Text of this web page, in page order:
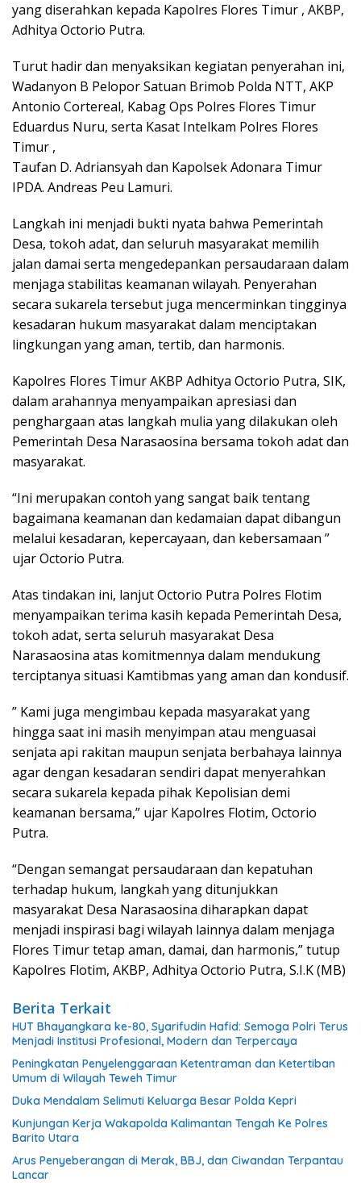
yang diserahkan kepada Kapolres Flores Timur , AKBP,
Adhitya Octorio Putra.
Turut hadir dan menyaksikan kegiatan penyerahan ini,
Wadanyon B Pelopor Satuan Brimob Polda NTT, AKP
Antonio Cortereal, Kabag Ops Polres Flores Timur
Eduardus Nuru, serta Kasat Intelkam Polres Flores
Timur ,
Taufan D. Adriansyah dan Kapolsek Adonara Timur
IPDA. Andreas Peu Lamuri.
Langkah ini menjadi bukti nyata bahwa Pemerintah
Desa, tokoh adat, dan seluruh masyarakat memilih
jalan damai serta mengedepankan persaudaraan dalam
menjaga stabilitas keamanan wilayah. Penyerahan
secara sukarela tersebut juga mencerminkan tingginya
kesadaran hukum masyarakat dalam menciptakan
lingkungan yang aman, tertib, dan harmonis.
Kapolres Flores Timur AKBP Adhitya Octorio Putra, SIK,
dalam arahannya menyampaikan apresiasi dan
penghargaan atas langkah mulia yang dilakukan oleh
Pemerintah Desa Narasaosina bersama tokoh adat dan
masyarakat.
“Ini merupakan contoh yang sangat baik tentang
bagaimana keamanan dan kedamaian dapat dibangun
melalui kesadaran, kepercayaan, dan kebersamaan ”
ujar Octorio Putra.
Atas tindakan ini, lanjut Octorio Putra Polres Flotim
menyampaikan terima kasih kepada Pemerintah Desa,
tokoh adat, serta seluruh masyarakat Desa
Narasaosina atas komitmennya dalam mendukung
terciptanya situasi Kamtibmas yang aman dan kondusif.
” Kami juga mengimbau kepada masyarakat yang
hingga saat ini masih menyimpan atau menguasai
senjata api rakitan maupun senjata berbahaya lainnya
agar dengan kesadaran sendiri dapat menyerahkan
secara sukarela kepada pihak Kepolisian demi
keamanan bersama,” ujar Kapolres Flotim, Octorio
Putra.
“Dengan semangat persaudaraan dan kepatuhan
terhadap hukum, langkah yang ditunjukkan
masyarakat Desa Narasaosina diharapkan dapat
menjadi inspirasi bagi wilayah lainnya dalam menjaga
Flores Timur tetap aman, damai, dan harmonis,” tutup
Kapolres Flotim, AKBP, Adhitya Octorio Putra, S.I.K (MB)
Berita Terkait
HUT Bhayangkara ke-80, Syarifudin Hafid: Semoga Polri Terus
Menjadi Institusi Profesional, Modern dan Terpercaya
Peningkatan Penyelenggaraan Ketentraman dan Ketertiban
Umum di Wilayah Teweh Timur
Duka Mendalam Selimuti Keluarga Besar Polda Kepri
Kunjungan Kerja Wakapolda Kalimantan Tengah Ke Polres
Barito Utara
Arus Penyeberangan di Merak, BBJ, dan Ciwandan Terpantau
Lancar